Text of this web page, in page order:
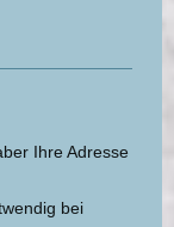
Ihre Adresse
bei